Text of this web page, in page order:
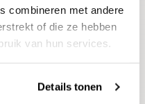
combineren met andere
of die ze hebben
van hun services.
Details tonen